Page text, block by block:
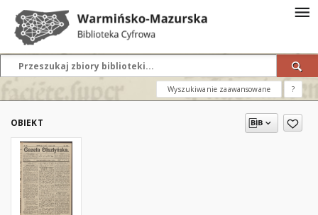
Wyszukiwanie zaawansowane ?
OBIEKT